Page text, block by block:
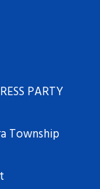
PARTY
Township